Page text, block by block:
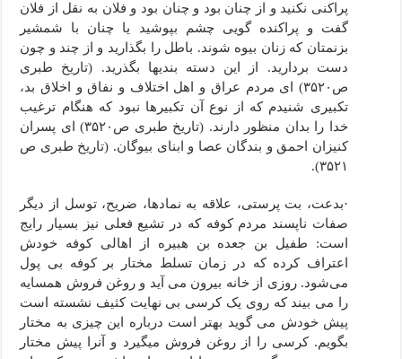
پراکنی نکنید و از چنان بود و چنان بود و فلان به نقل از فلان
گفت و پراکنده گویی چشم بپوشید یا چنان با شمشیر
بزنمتان که زنان بیوه شوند. باطل را بگذارید و از چند و چون
دست بردارید. از این دسته بندیها بگذرید. (تاریخ طبری
ص۳۵۲۰) ای مردم عراق و اهل اختلاف و نفاق و اخلاق بد،
تکبیری شنیدم که از نوع آن تکبیرها نبود که هنگام ترغیب
خدا را بدان منظور دارند. (تاریخ طبری ص۳۵۲۰) ای پسران
کنیزان احمق و بندگان عصا و ابنای بیوگان. (تاریخ طبری ص
۳۵۲۱).
·بدعت، بت پرستی، علاقه به نمادها، ضریح، توسل از دیگر
صفات ناپسند مردم کوفه که در تشیع فعلی نیز بسیار رایج
است: طفیل بن جعده بن هبیره از اهالی کوفه خودش
اعتراف کرده که در زمان تسلط مختار بر کوفه بی پول
می‌شود. روزی از خانه بیرون می آید و روغن فروش همسایه
را می بیند که روی یک کرسی بی نهایت کثیف نشسته است
پیش خودش می گوید بهتر است درباره این چیزی به مختار
بگویم. کرسی را از روغن فروش می­گیرد و آنرا پیش مختار